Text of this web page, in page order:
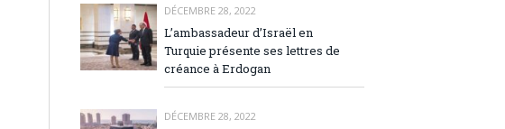
DÉCEMBRE 28, 2022
L’ambassadeur d’Israël en
Turquie présente ses lettres de
créance à Erdogan
DÉCEMBRE 28, 2022